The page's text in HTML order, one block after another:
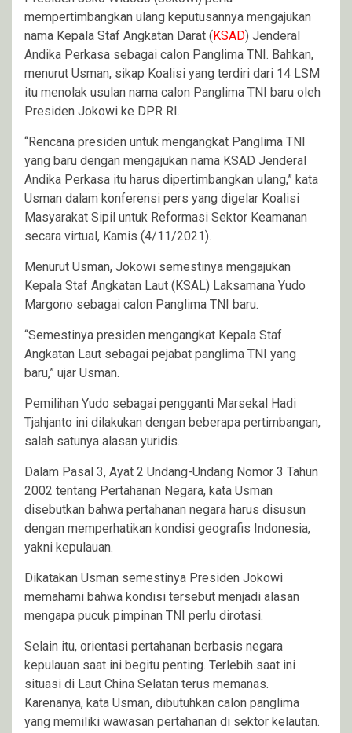
mempertimbangkan ulang keputusannya mengajukan
nama Kepala Staf Angkatan Darat ( KSAD) Jenderal
Andika Perkasa sebagai calon Panglima TNI. Bahkan,
menurut Usman, sikap Koalisi yang terdiri dari 14 LSM
itu menolak usulan nama calon Panglima TNI baru oleh
Presiden Jokowi ke DPR RI.
“Rencana presiden untuk mengangkat Panglima TNI
yang baru dengan mengajukan nama KSAD Jenderal
Andika Perkasa itu harus dipertimbangkan ulang,” kata
Usman dalam konferensi pers yang digelar Koalisi
Masyarakat Sipil untuk Reformasi Sektor Keamanan
secara virtual, Kamis (4/11/2021).
Menurut Usman, Jokowi semestinya mengajukan
Kepala Staf Angkatan Laut (KSAL) Laksamana Yudo
Margono sebagai calon Panglima TNI baru.
“Semestinya presiden mengangkat Kepala Staf
Angkatan Laut sebagai pejabat panglima TNI yang
baru,” ujar Usman.
Pemilihan Yudo sebagai pengganti Marsekal Hadi
Tjahjanto ini dilakukan dengan beberapa pertimbangan,
salah satunya alasan yuridis.
Dalam Pasal 3, Ayat 2 Undang-Undang Nomor 3 Tahun
2002 tentang Pertahanan Negara, kata Usman
disebutkan bahwa pertahanan negara harus disusun
dengan memperhatikan kondisi geografis Indonesia,
yakni kepulauan.
Dikatakan Usman semestinya Presiden Jokowi
memahami bahwa kondisi tersebut menjadi alasan
mengapa pucuk pimpinan TNI perlu dirotasi.
Selain itu, orientasi pertahanan berbasis negara
kepulauan saat ini begitu penting. Terlebih saat ini
situasi di Laut China Selatan terus memanas.
Karenanya, kata Usman, dibutuhkan calon panglima
yang memiliki wawasan pertahanan di sektor kelautan.